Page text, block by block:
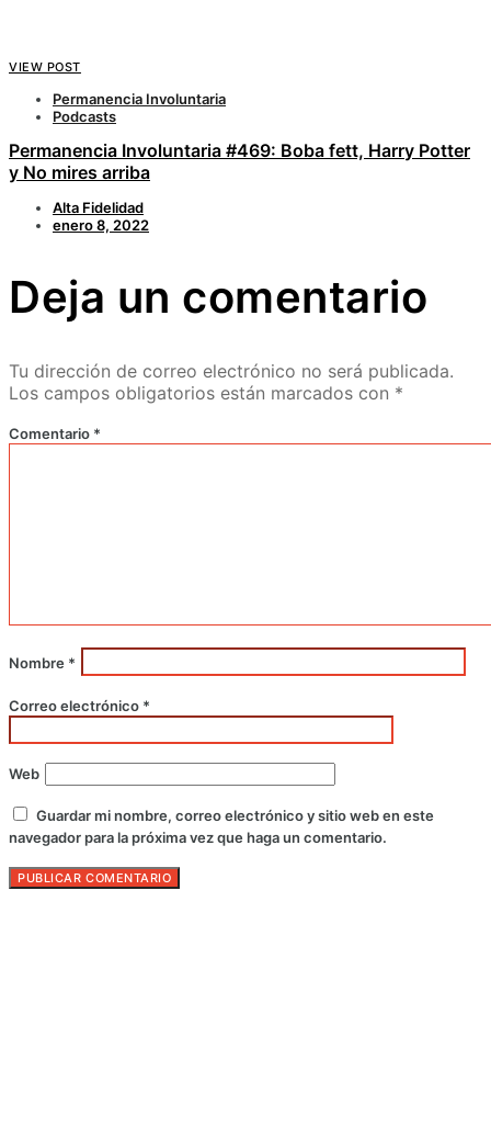
VIEW POST
Permanencia Involuntaria
Podcasts
Permanencia Involuntaria #469: Boba fett, Harry Potter
y No mires arriba
Alta Fidelidad
enero 8, 2022
Deja un comentario
Tu dirección de correo electrónico no será publicada.
Los campos obligatorios están marcados con *
Comentario *
Nombre *
Correo electrónico *
Web
Guardar mi nombre, correo electrónico y sitio web en este
navegador para la próxima vez que haga un comentario.